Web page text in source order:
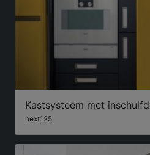
Kastsysteem met
next125